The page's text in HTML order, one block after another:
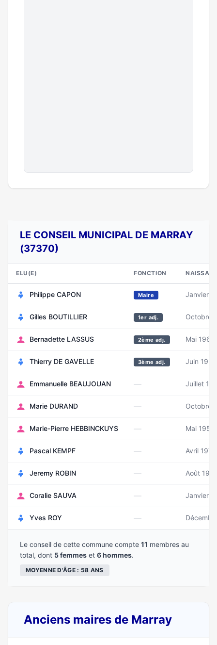
LE CONSEIL MUNICIPAL DE MARRAY
(37370)
ELU(E) FONCTION
Philippe CAPON Maire Janvier
Gilles BOUTILLIER 1er adj. Octobre
Bernadette LASSUS 2ème adj. Mai 1962
Thierry DE GAVELLE 3ème adj. Juin 1955
Emmanuelle BEAUJOUAN — Juillet
Marie DURAND — Octobre
Marie-Pierre HEBBINCKUYS — Mai 1958
Pascal KEMPF — Avril 1972
Jeremy ROBIN — Août
Coralie SAUVA — Janvier
Yves ROY —
Le conseil de cette commune compte 11 membres au
total, dont 5 femmes et 6 hommes.
MOYENNE D'ÂGE : 58 ANS
Anciens maires de Marray